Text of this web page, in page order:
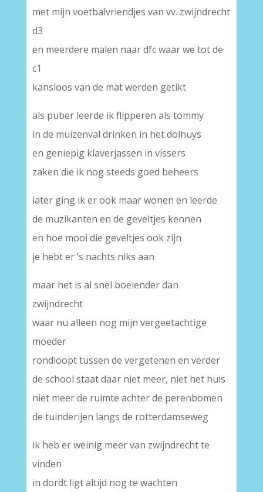
met mijn voetbalvriendjes van vv. zwijndrecht
d3
en meerdere malen naar dfc waar we tot de
c1
kansloos van de mat werden getikt
als puber leerde ik flipperen als tommy
in de muizenval drinken in het dolhuys
en geniepig klaverjassen in vissers
zaken die ik nog steeds goed beheers
later ging ik er ook maar wonen en leerde
de muzikanten en de geveltjes kennen
en hoe mooi die geveltjes ook zijn
je hebt er ’s nachts niks aan
maar het is al snel boeiender dan
zwijndrecht
waar nu alleen nog mijn vergeetachtige
moeder
rondloopt tussen de vergetenen en verder
de school staat daar niet meer, niet het huis
niet meer de ruimte achter de perenbomen
de tuinderijen langs de rotterdamseweg
ik heb er weinig meer van zwijndrecht te
vinden
in dordt ligt altijd nog te wachten